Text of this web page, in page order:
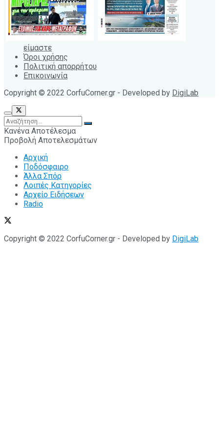
είμαστε
Όροι χρήσης
Πολιτική απορρήτου
Επικοινωνία
Copyright © 2022 CorfuCorner.gr - Developed by DigiLab
Κανένα Αποτέλεσμα
Προβολή Αποτελεσμάτων
Αρχική
Ποδόσφαιρο
Άλλα Σπόρ
Λοιπές Κατηγορίες
Αρχείο Ειδήσεων
Radio
Copyright © 2022 CorfuCorner.gr - Developed by DigiLab